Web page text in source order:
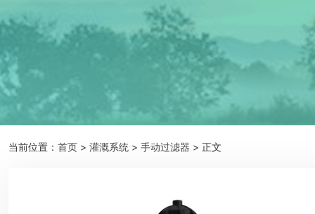
当前位置： 首页 > 灌溉系统 > 手动过滤器 > 正文